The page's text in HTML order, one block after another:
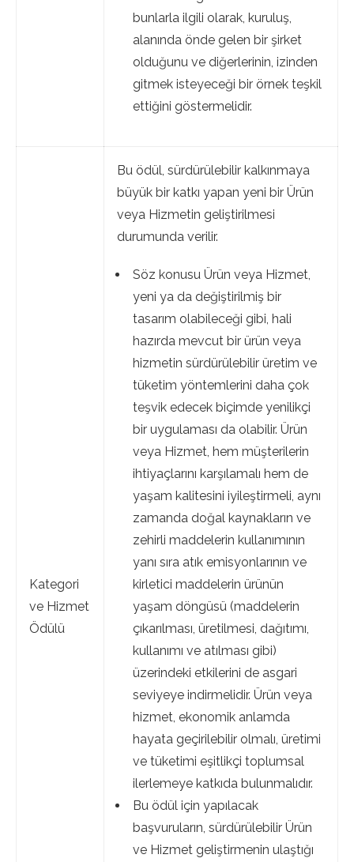
bunlarla ilgili olarak, kuruluş,
alanında önde gelen bir şirket
olduğunu ve diğerlerinin, izinden
gitmek isteyeceği bir örnek teşkil
ettiğini göstermelidir.
Kategori
ve Hizmet
Ödülü
Bu ödül, sürdürülebilir kalkınmaya
büyük bir katkı yapan yeni bir Ürün
veya Hizmetin geliştirilmesi
durumunda verilir.
Söz konusu Ürün veya Hizmet,
yeni ya da değiştirilmiş bir
tasarım olabileceği gibi, hali
hazırda mevcut bir ürün veya
hizmetin sürdürülebilir üretim ve
tüketim yöntemlerini daha çok
teşvik edecek biçimde yenilikçi
bir uygulaması da olabilir. Ürün
veya Hizmet, hem müşterilerin
ihtiyaçlarını karşılamalı hem de
yaşam kalitesini iyileştirmeli, aynı
zamanda doğal kaynakların ve
zehirli maddelerin kullanımının
yanı sıra atık emisyonlarının ve
kirletici maddelerin ürünün
yaşam döngüsü (maddelerin
çıkarılması, üretilmesi, dağıtımı,
kullanımı ve atılması gibi)
üzerindeki etkilerini de asgari
seviyeye indirmelidir. Ürün veya
hizmet, ekonomik anlamda
hayata geçirilebilir olmalı, üretimi
ve tüketimi eşitlikçi toplumsal
ilerlemeye katkıda bulunmalıdır.
Bu ödül için yapılacak
başvuruların, sürdürülebilir Ürün
ve Hizmet geliştirmenin ulaştığı